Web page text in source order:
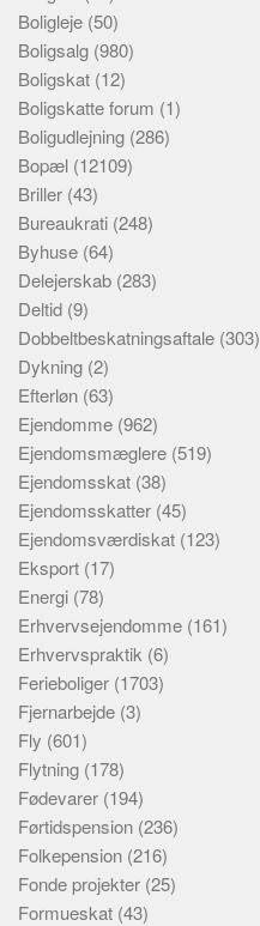
Boligleje (50)
Boligsalg (980)
Boligskat (12)
Boligskatte forum (1)
Boligudlejning (286)
Bopæl (12109)
Briller (43)
Bureaukrati (248)
Byhuse (64)
Delejerskab (283)
Deltid (9)
Dobbeltbeskatningsaftale (303)
Dykning (2)
Efterløn (63)
Ejendomme (962)
Ejendomsmæglere (519)
Ejendomsskat (38)
Ejendomsskatter (45)
Ejendomsværdiskat (123)
Eksport (17)
Energi (78)
Erhvervsejendomme (161)
Erhvervspraktik (6)
Ferieboliger (1703)
Fjernarbejde (3)
Fly (601)
Flytning (178)
Fødevarer (194)
Førtidspension (236)
Folkepension (216)
Fonde projekter (25)
Formueskat (43)